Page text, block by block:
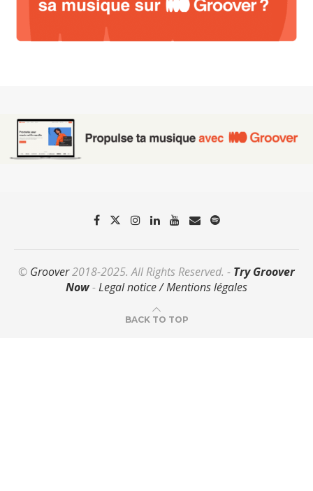
© Groover2018-2025. All Rights Reserved. - Try Groover
Now-Legal notice / Mentions légales
BACK TO TOP